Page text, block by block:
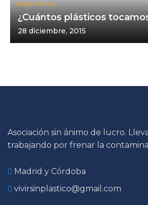
Experimentos
¿Cuántos plásticos
28 diciembre, 2015
Asociación sin ánimo de lucro.
trabajando por frenar la
Madrid y Córdoba
vivirsinplastico@gmail.com